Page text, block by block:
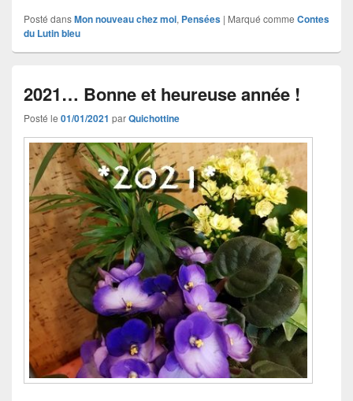
Posté dansMon nouveau chez moi, Pensées | Marqué comme Contes
du Lutin bleu
2021… Bonne et heureuse année !
Posté le 01/01/2021 parQuichottine